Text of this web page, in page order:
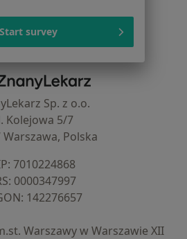
Baza wiedzy
dla Specjalisty
ZnanyLekarz - Strona główna
Sp. z o.o.
Kolejowa 5/7
Warszawa, Polska
⁠7010224868
⁠0000347997
⁠142276657
Warszawy w Warszawie XII
Start survey